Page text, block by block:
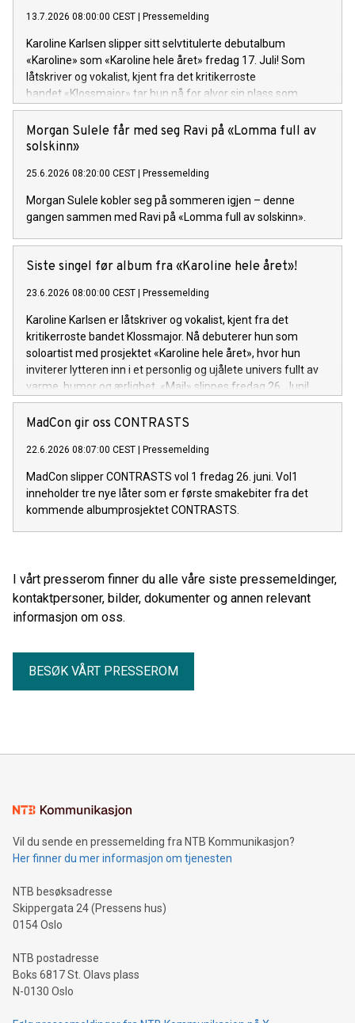
13.7.2026 08:00:00 CEST Pressemelding
Karoline Karlsen slipper sitt selvtitulerte debutalbum
«Karoline» som «Karoline hele året» fredag 17. Juli! Som
låtskriver og vokalist, kjent fra det kritikerroste
bandet «Klossmajor» tar hun nå for alvor sin plass som
soloartist. Lytteren inviteres inn i et personlig og ujålete
univers fullt av varme, humor og ærlighet.
Morgan Sulele får med seg Ravi på «Lomma full av
solskinn»
25.6.2026 08:20:00 CEST Pressemelding
Morgan Sulele kobler seg på sommeren igjen – denne
gangen sammen med Ravi på «Lomma full av solskinn».
Siste singel før album fra «Karoline hele året»!
23.6.2026 08:00:00 CEST Pressemelding
Karoline Karlsen er låtskriver og vokalist, kjent fra det
kritikerroste bandet Klossmajor. Nå debuterer hun som
soloartist med prosjektet «Karoline hele året», hvor hun
inviterer lytteren inn i et personlig og ujålete univers fullt av
varme, humor og ærlighet. «Mail» slippes fredag 26. Juni!
MadCon gir oss CONTRASTS
22.6.2026 08:07:00 CEST Pressemelding
MadCon slipper CONTRASTS vol 1 fredag 26. juni. Vol1
inneholder tre nye låter som er første smakebiter fra det
kommende albumprosjektet CONTRASTS.
I vårt presserom finner du alle våre siste pressemeldinger,
kontaktpersoner, bilder, dokumenter og annen relevant
informasjon om oss.
BESØK VÅRT PRESSEROM
Vil du sende en pressemelding fra NTB Kommunikasjon?
Her finner du mer informasjon om tjenesten
NTB besøksadresse
Skippergata 24 (Pressens hus)
0154 Oslo
NTB postadresse
Boks 6817 St. Olavs plass
N-0130 Oslo